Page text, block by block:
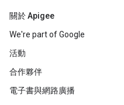
關於 Apigee
We're part of Google
活動
合作夥伴
電子書與網路廣播